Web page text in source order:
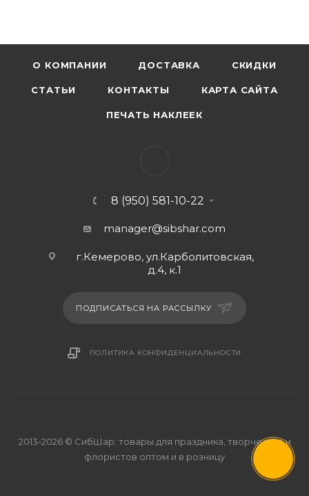
О КОМПАНИИ ДОСТАВКА СКИДКИ
СТАТЬИ КОНТАКТЫ КАРТА САЙТА
ПЕЧАТЬ НАКЛЕЕК
8 (950) 581-10-22
manager@sibshar.com
г.Кемерово, ул.Карболитовская,
д.4, к.1
ПОДПИСАТЬСЯ НА РАССЫЛКУ
ПОЛИТИКА КОНФИДЕНЦИАЛЬНОСТИ
2013-2026 © СибШар: товары для праздника, творчества и
флористов оптом и в розницу